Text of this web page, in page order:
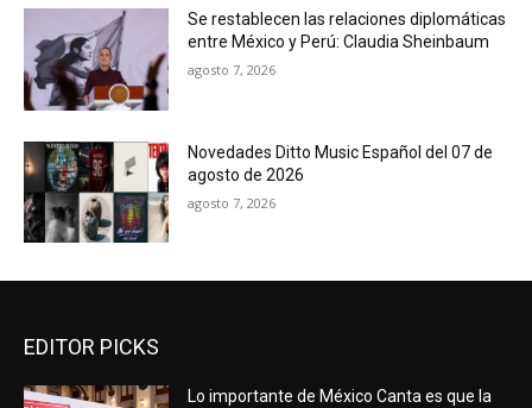
Se restablecen las relaciones diplomáticas
entre México y Perú: Claudia Sheinbaum
agosto 7, 2026
Novedades Ditto Music Español del 07 de
agosto de 2026
agosto 7, 2026
EDITOR PICKS
Lo importante de México Canta es que la